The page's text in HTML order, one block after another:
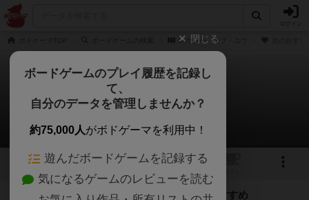
レガシー・オブ・ユウ
レガシー・オブ・ユウ
次のおすすめボードゲーム
1 1
『レガシー・オブ・ユウ』が好きな方へのおすすめ
閉じる
ボードゲームのプレイ履歴を記録し
て、
自分のデータを管理しませんか？
約75,000人がボドゲーマを利用中！
遊んだボードゲームを記録する
気になるゲームのレビューを読む